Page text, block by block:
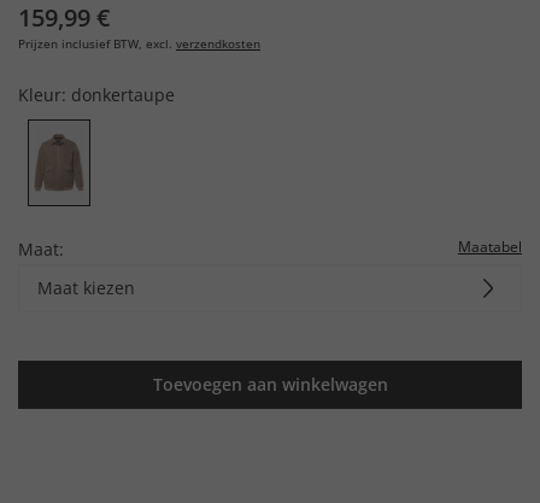
159,99 €
Prijzen inclusief BTW, excl. verzendkosten
Kleur: donkertaupe
Maat: Maatabel
Maat kiezen
Toevoegen aan winkelwagen